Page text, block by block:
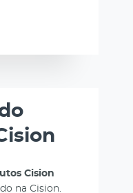
Cision
na Cision.